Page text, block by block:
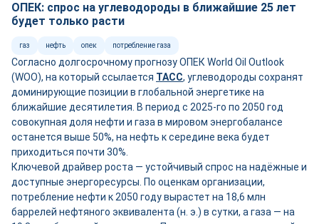
ОПЕК: спрос на углеводороды в ближайшие 25 лет
будет только расти
газ нефть опек потребление газа
Согласно долгосрочному прогнозу ОПЕК World Oil Outlook
(WOO), на который ссылается ТАСС, углеводороды сохранят
доминирующие позиции в глобальной энергетике на
ближайшие десятилетия. В период с 2025-го по 2050 год
совокупная доля нефти и газа в мировом энергобалансе
останется выше 50%, на нефть к середине века будет
приходиться почти 30%.
Ключевой драйвер роста — устойчивый спрос на надёжные и
доступные энергоресурсы. По оценкам организации,
потребление нефти к 2050 году вырастет на 18,6 млн
баррелей нефтяного эквивалента (н. э.) в сутки, а газа — на